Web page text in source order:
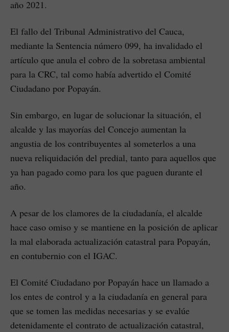
año 2021.
El fallo del Tribunal Administrativo del Cauca,
mediante la Sentencia número 099, ha invalidado el
artículo que anula el cobro de la sobretasa ambiental
para la CRC, tal como había advertido el Comité
Ciudadano por Popayán.
Sin embargo, en lugar de solucionar la situación, el
alcalde y las mayorías del Concejo aumentan la
angustia de los contribuyentes al someterlos a una
nueva reliquidación del predial, tanto para aquellos que
ya han pagado como para los que paguen durante el
año.
A pesar de los clamores de la ciudadanía, el alcalde
hace caso omiso y se mantiene en la posición de aplicar
la mal elaborada actualización catastral para Popayán,
en contubernio con el IGAC.
El Comité Ciudadano por Popayán hace un llamado a
los entes de control y a la ciudadanía en general para
que se tomen las medidas necesarias y se evalúe
detenidamente el contrato de actualización catastral,